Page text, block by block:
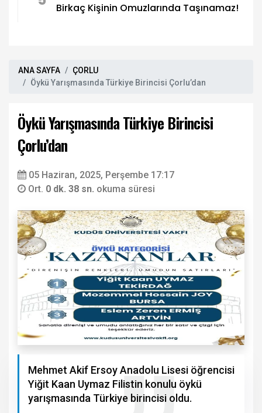
Birkaç Kişinin Omuzlarında Taşınamaz!
ANA SAYFA
ÇORLU
Öykü Yarışmasında Türkiye Birincisi Çorlu’dan
Öykü Yarışmasında Türkiye Birincisi
Çorlu’dan
05 Haziran, 2025, Perşembe 17:17
Ort. 0 dk. 38 sn. okuma süresi
Mehmet Akif Ersoy Anadolu Lisesi öğrencisi
Yiğit Kaan Uymaz Filistin konulu öykü
yarışmasında Türkiye birincisi oldu.